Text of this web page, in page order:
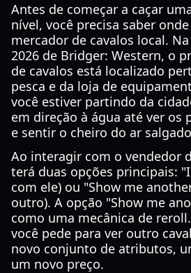
Antes de começar a caçar
nível, você precisa saber
mercador de cavalos local.
2026 de Bridger: Western, o
de cavalos está localizado
pesca e da loja de
você estiver partindo da
em direção à água até ver os
e sentir o cheiro do ar
Ao interagir com o vendedor
terá duas opções principais:
com ele) ou "Show me
outro). A opção "Show me
como uma mecânica de
você pede para ver outro
novo conjunto de atributos,
um novo preço.